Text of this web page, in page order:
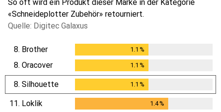
So oft wird ein Produkt dieser Marke in der Kategorie
«Schneideplotter Zubehör» retourniert.
Quelle: Digitec Galaxus
8. Brother 1.1 %
8. Oracover 1.1 %
8. Silhouette 1.1 %
11. Loklik 1.4%